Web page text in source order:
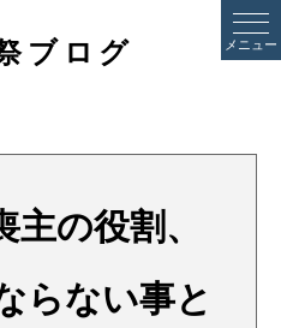
メニュー
ブログ
主の役割、
らない事と